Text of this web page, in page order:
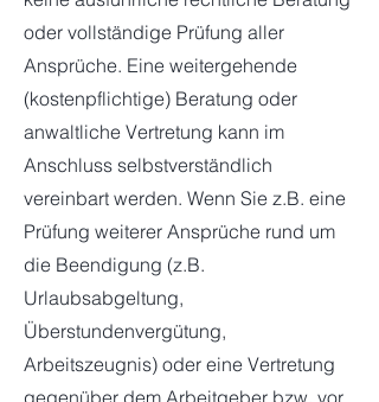
oder vollständige Prüfung aller
Ansprüche. Eine weitergehende
(kostenpflichtige) Beratung oder
anwaltliche Vertretung kann im
Anschluss selbstverständlich
vereinbart werden. Wenn Sie z.B. eine
Prüfung weiterer Ansprüche rund um
die Beendigung (z.B.
Urlaubsabgeltung,
Überstundenvergütung,
Arbeitszeugnis) oder eine Vertretung
gegenüber dem Arbeitgeber bzw. vor